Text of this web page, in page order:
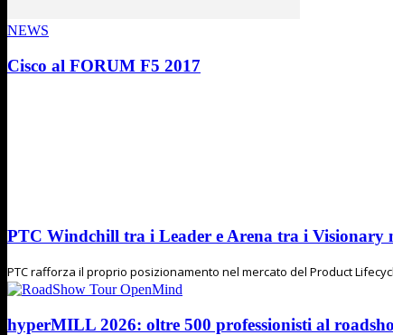
NEWS
Cisco al FORUM F5 2017
PTC Windchill tra i Leader e Arena tra i Visionary
PTC rafforza il proprio posizionamento nel mercato del Product
hyperMILL 2026: oltre 500 professionisti al